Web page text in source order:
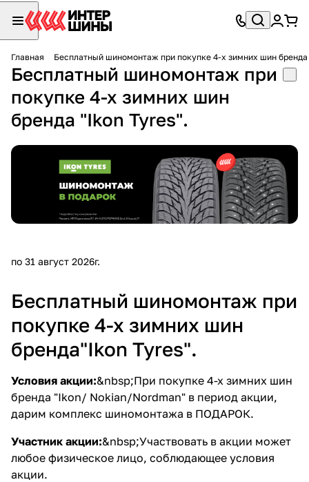
Главная Бесплатный шиномонтаж при покупке 4-х зимних шин
Бесплатный шиномонтаж при
покупке 4-х зимних шин
бренда "Ikon Tyres".
по 31 август 2026г.
Бесплатный шиномонтаж при
покупке 4-х зимних шин
бренда"Ikon Tyres".
Условия акции:&nbsp;При покупке 4-х зимних шин
бренда "Ikon/ Nokian/Nordman" в период акции,
дарим комплекс шиномонтажа в ПОДАРОК.
Участник акции:&nbsp;Участвовать в акции может
любое физическое лицо, соблюдающее условия
акции.